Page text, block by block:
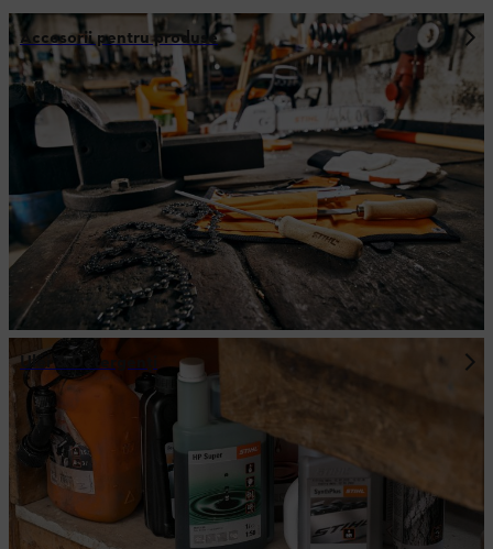
Accesorii pentru produse
Ulei & Detergenţi